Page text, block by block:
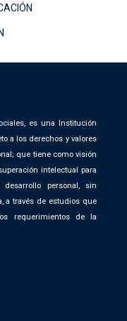
es una Institución
a los derechos y valores
que tiene como visión
intelectual para
personal, sin
a través de estudios que
requerimientos de la